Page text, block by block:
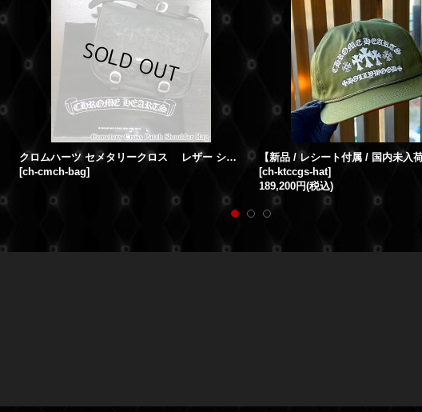
クロムハーツ セメタリークロス レザー ショルダーバッグ
[ch-cmch-bag]
[ch-ktccgs-hat]
189,200円(税込)